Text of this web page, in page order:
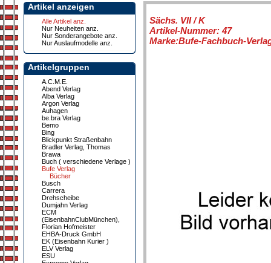
Artikel anzeigen
Alle Artikel anz.
Nur Neuheiten anz.
Nur Sonderangebote anz.
Nur Auslaufmodelle anz.
Artikelgruppen
A.C.M.E.
Abend Verlag
Alba Verlag
Argon Verlag
Auhagen
be.bra Verlag
Bemo
Bing
Blickpunkt Straßenbahn
Bradler Verlag, Thomas
Brawa
Buch ( verschiedene Verlage )
Bufe Verlag
Bücher
Busch
Carrera
Drehscheibe
Dumjahn Verlag
ECM
(EisenbahnClubMünchen),
Florian Hofmeister
EHBA-Druck GmbH
EK (Eisenbahn Kurier )
ELV Verlag
ESU
Sächs. VII / K
Artikel-Nummer: 47
Marke:Bufe-Fachbuch-